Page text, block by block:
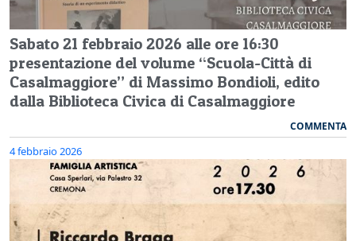
Sabato 21 febbraio 2026 alle ore 16:30
presentazione del volume “Scuola-Città di
Casalmaggiore” di Massimo Bondioli, edito
dalla Biblioteca Civica di Casalmaggiore
COMMENTA
4 febbraio 2026